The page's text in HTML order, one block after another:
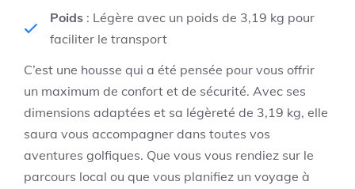
Poids : Légère avec un poids de 3,19 kg pour
faciliter le transport
C’est une housse qui a été pensée pour vous offrir
un maximum de confort et de sécurité. Avec ses
dimensions adaptées et sa légèreté de 3,19 kg, elle
saura vous accompagner dans toutes vos
aventures golfiques. Que vous vous rendiez sur le
parcours local ou que vous planifiez un voyage à